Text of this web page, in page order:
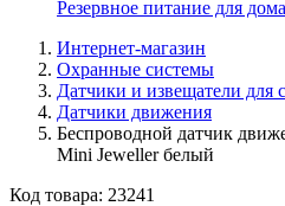
Резервное питание для дома
Интернет-магазин
Охранные системы
Датчики и извещатели для
Датчики движения
Беспроводной датчик
Mini Jeweller белый
Код товара: 23241